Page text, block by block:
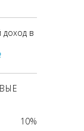
доход в
10%